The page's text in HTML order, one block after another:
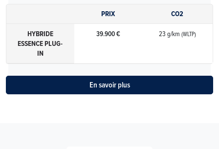
PRIX
CO2
HYBRIDE
ESSENCE PLUG-
IN
39.900 € 23 g/km(WLTP)
En savoir plus